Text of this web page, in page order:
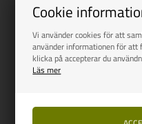
Cookie
Vi använder cookies för att
använder informationen för
klicka på accepterar du
Läs mer
Carbest VanHeat
Vejl. udsalg382,00
381,00SEK
SPARA 1,00